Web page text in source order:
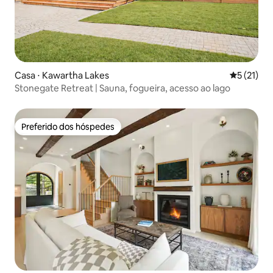
Casa ⋅ Kawartha Lakes 5 de uma
5 (21)
Stonegate Retreat | Sauna, fogueira, acesso ao lago
Preferido dos hóspedes
Preferido dos hóspedes